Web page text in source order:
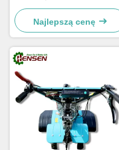
szerokością 500-800 mm
Najlepszą cenę